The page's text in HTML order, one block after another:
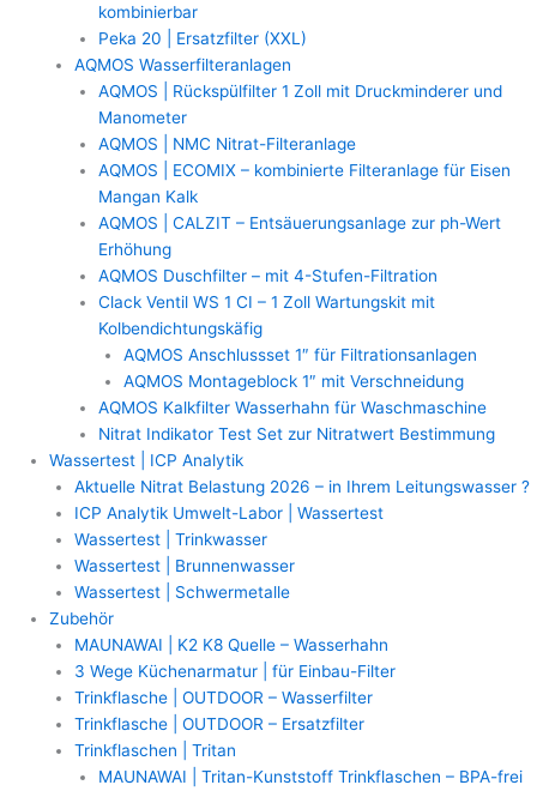
kombinierbar
Peka 20 | Ersatzfilter (XXL)
AQMOS Wasserfilteranlagen
AQMOS | Rückspülfilter 1 Zoll mit Druckminderer und
Manometer
AQMOS | NMC Nitrat-Filteranlage
AQMOS | ECOMIX – kombinierte Filteranlage für Eisen
Mangan Kalk
AQMOS | CALZIT – Entsäuerungsanlage zur ph-Wert
Erhöhung
AQMOS Duschfilter – mit 4-Stufen-Filtration
Clack Ventil WS 1 CI – 1 Zoll Wartungskit mit
Kolbendichtungskäfig
AQMOS Anschlussset 1″ für Filtrationsanlagen
AQMOS Montageblock 1″ mit Verschneidung
AQMOS Kalkfilter Wasserhahn für Waschmaschine
Nitrat Indikator Test Set zur Nitratwert Bestimmung
Wassertest | ICP Analytik
Aktuelle Nitrat Belastung 2026 – in Ihrem Leitungswasser ?
ICP Analytik Umwelt-Labor | Wassertest
Wassertest | Trinkwasser
Wassertest | Brunnenwasser
Wassertest | Schwermetalle
Zubehör
MAUNAWAI | K2 K8 Quelle – Wasserhahn
3 Wege Küchenarmatur | für Einbau-Filter
Trinkflasche | OUTDOOR – Wasserfilter
Trinkflasche | OUTDOOR – Ersatzfilter
Trinkflaschen | Tritan
MAUNAWAI | Tritan-Kunststoff Trinkflaschen – BPA-frei